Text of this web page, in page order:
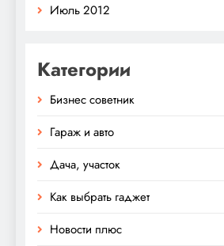
Июль 2012
Категории
Бизнес советник
Гараж и авто
Дача, участок
Как выбрать гаджет
Новости плюс